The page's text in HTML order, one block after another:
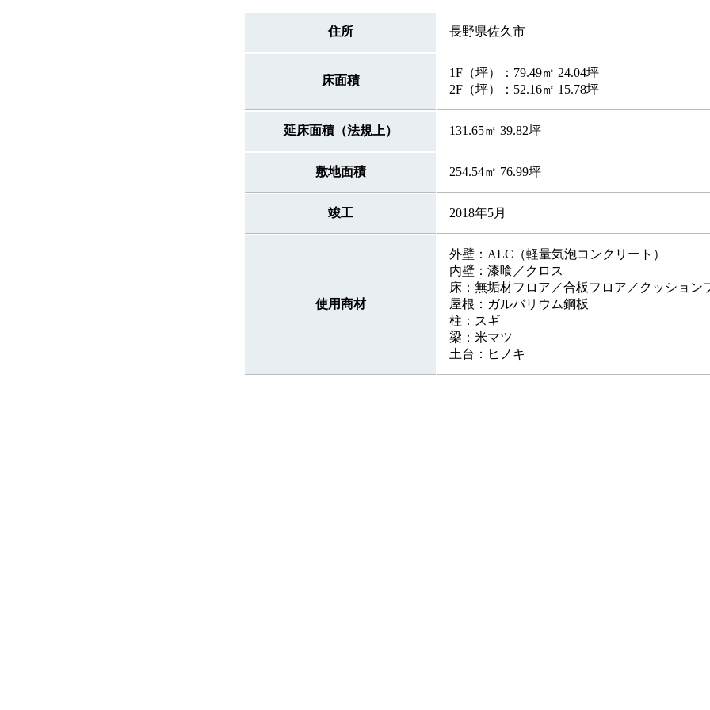
住所 長野県佐久市
床面積
1F（坪）：79.49㎡ 24.04坪
2F（坪）：52.16㎡ 15.78坪
延床面積（法規上） 131.65㎡ 39.82坪
敷地面積 254.54㎡ 76.99坪
竣工 2018年5月
使用商材
外壁：ALC（軽量気泡コンクリート）
内壁：漆喰／クロス
床：無垢材フロア／合板フロア／クッション
屋根：ガルバリウム鋼板
柱：スギ
梁：米マツ
土台：ヒノキ